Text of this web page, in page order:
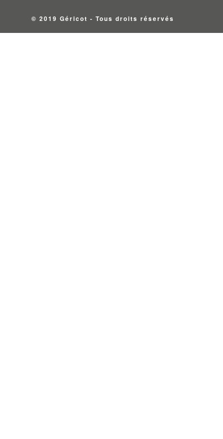
© 2019 Géricot - Tous droits réservés